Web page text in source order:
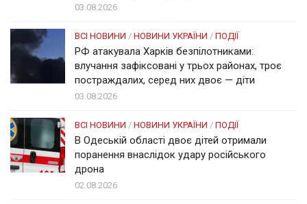
03.08.2026
ВСІ НОВИНИ / НОВИНИ УКРАЇНИ / ПОДІЇ
РФ атакувала Харків безпілотниками:
влучання зафіксовані у трьох районах, троє
постраждалих, серед них двоє — діти
03.08.2026
ВСІ НОВИНИ / НОВИНИ УКРАЇНИ / ПОДІЇ
В Одеській області двоє дітей отримали
поранення внаслідок удару російського
дрона
02.08.2026